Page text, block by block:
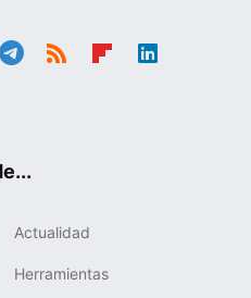
Actualidad
Herramientas